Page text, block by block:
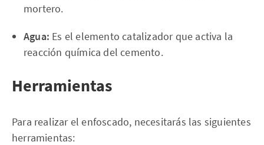
mortero.
Agua: Es el elemento catalizador que activa la
reacción química del cemento.
Herramientas
Para realizar el enfoscado, necesitarás las siguientes
herramientas: